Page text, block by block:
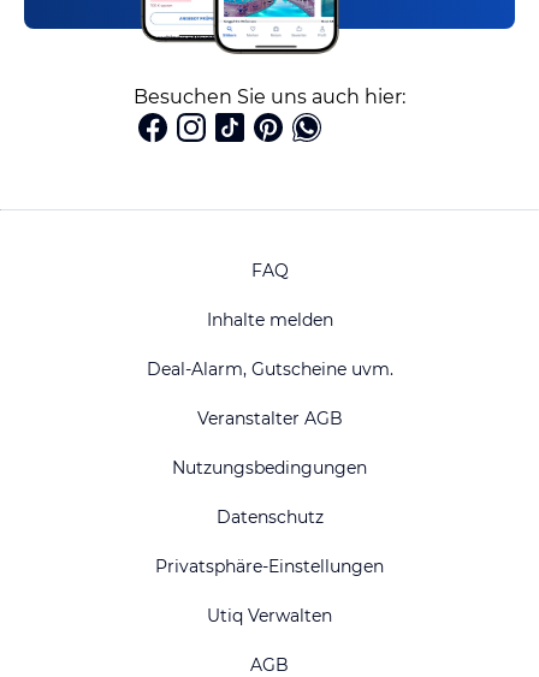
Besuchen Sie uns auch hier:
FAQ
Inhalte melden
Deal-Alarm, Gutscheine uvm.
Veranstalter AGB
Nutzungsbedingungen
Datenschutz
Privatsphäre-Einstellungen
Utiq Verwalten
AGB